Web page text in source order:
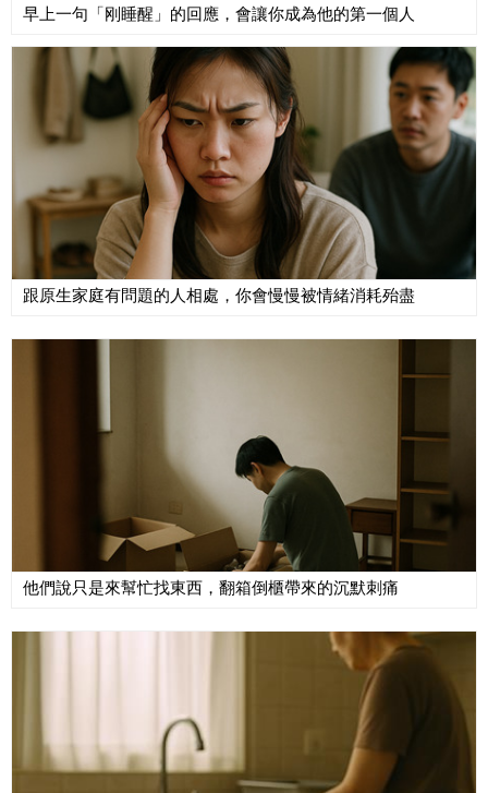
早上一句「刚睡醒」的回應，會讓你成為他的第一個人
跟原生家庭有問題的人相處，你會慢慢被情緒消耗殆盡
他們說只是來幫忙找東西，翻箱倒櫃帶來的沉默刺痛